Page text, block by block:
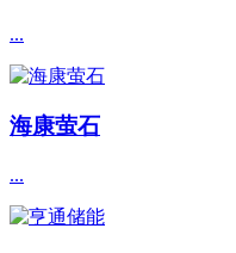
...
海康萤石
...